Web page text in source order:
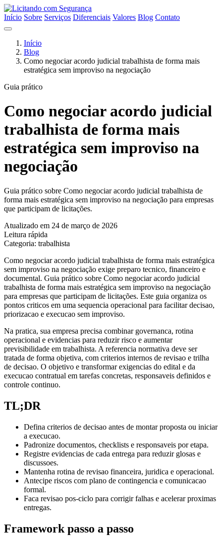
Início Sobre Serviços Diferenciais Valores Blog Contato
Início
Blog
Como negociar acordo judicial trabalhista de forma mais
estratégica sem improviso na negociação
Guia prático
Como negociar acordo judicial
trabalhista de forma mais
estratégica sem improviso na
negociação
Guia prático sobre Como negociar acordo judicial trabalhista de
forma mais estratégica sem improviso na negociação para empresas
que participam de licitações.
Atualizado em 24 de março de 2026
Leitura rápida
Categoria: trabalhista
Como negociar acordo judicial trabalhista de forma mais estratégica
sem improviso na negociação exige preparo tecnico, financeiro e
documental. Guia prático sobre Como negociar acordo judicial
trabalhista de forma mais estratégica sem improviso na negociação
para empresas que participam de licitações. Este guia organiza os
pontos criticos em uma sequencia operacional para facilitar decisao,
priorizacao e execucao sem improviso.
Na pratica, sua empresa precisa combinar governanca, rotina
operacional e evidencias para reduzir risco e aumentar
previsibilidade em trabalhista. A referencia normativa deve ser
tratada de forma objetiva, com criterios internos de revisao e trilha
de decisao. O objetivo e transformar exigencias do edital e da
execucao contratual em tarefas concretas, responsaveis definidos e
controle continuo.
TL;DR
Defina criterios de decisao antes de montar proposta ou iniciar
a execucao.
Padronize documentos, checklists e responsaveis por etapa.
Registre evidencias de cada entrega para reduzir glosas e
discussoes.
Mantenha rotina de revisao financeira, juridica e operacional.
Antecipe riscos com plano de contingencia e comunicacao
formal.
Faca revisao pos-ciclo para corrigir falhas e acelerar proximas
entregas.
Framework passo a passo